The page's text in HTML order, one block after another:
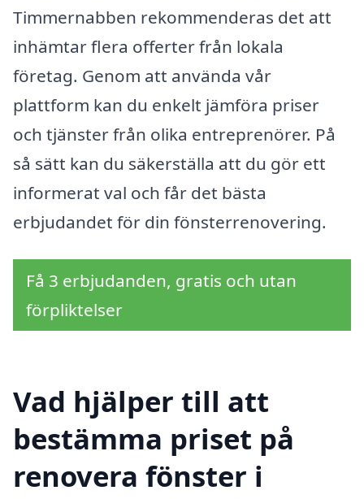
Timmernabben rekommenderas det att
inhämtar flera offerter från lokala
företag. Genom att använda vår
plattform kan du enkelt jämföra priser
och tjänster från olika entreprenörer. På
så sätt kan du säkerställa att du gör ett
informerat val och får det bästa
erbjudandet för din fönsterrenovering.
Få 3 erbjudanden, gratis och utan
förpliktelser
Vad hjälper till att
bestämma priset på
renovera fönster i